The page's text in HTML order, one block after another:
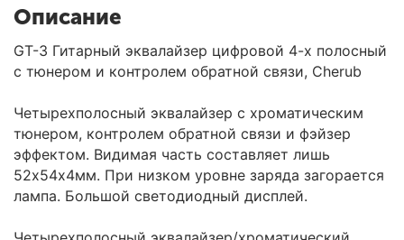
Описание
GT-3 Гитарный эквалайзер цифровой 4-х полосный
с тюнером и контролем обратной связи, Cherub
Четырехполосный эквалайзер с хроматическим
тюнером, контролем обратной связи и фэйзер
эффектом. Видимая часть составляет лишь
52х54х4мм. При низком уровне заряда загорается
лампа. Большой светодиодный дисплей.